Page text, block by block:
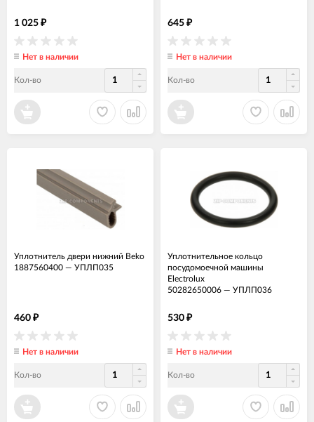
1 025 ₽
Нет в наличии
Кол-во
645 ₽
Нет в наличии
Кол-во
Уплотнитель двери нижний Beko
1887560400 — УПЛП035
460 ₽
Нет в наличии
Кол-во
Уплотнительное кольцо
посудомоечной машины
Electrolux
50282650006 — УПЛП036
530 ₽
Нет в наличии
Кол-во